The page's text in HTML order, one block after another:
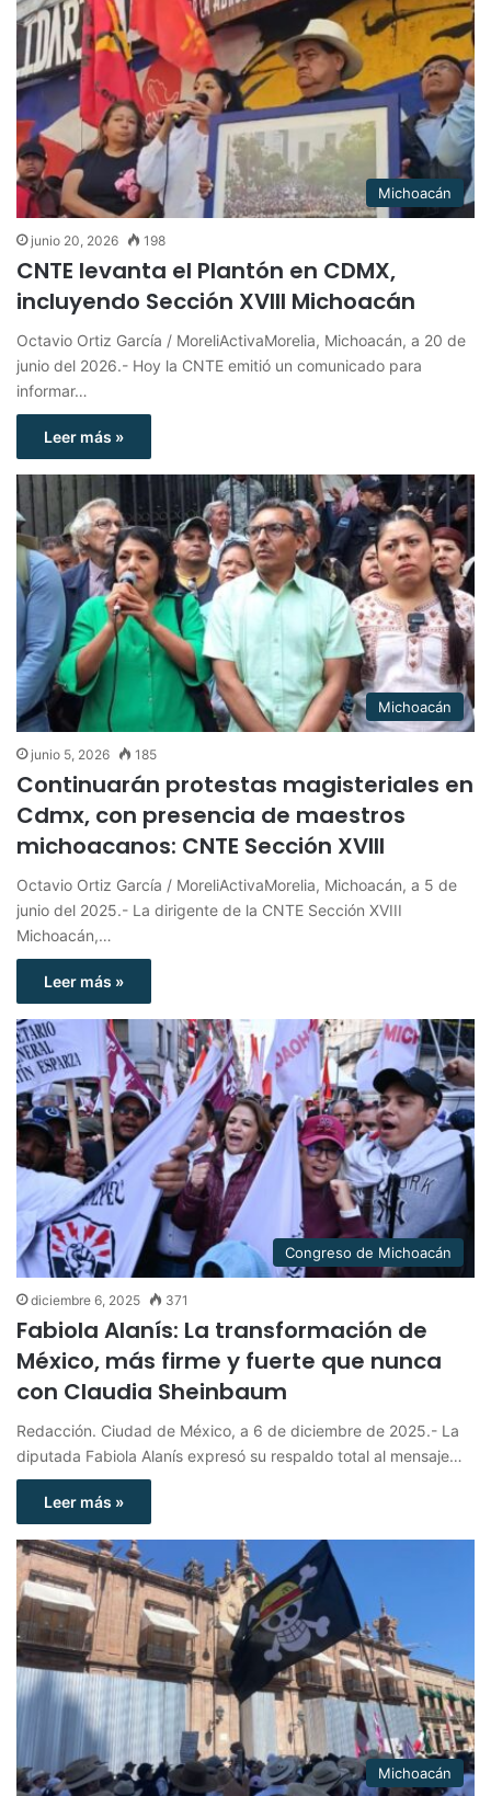
Michoacán
junio 20, 2026 198
CNTE levanta el Plantón en CDMX,
incluyendo Sección XVIII Michoacán
Octavio Ortiz García / MoreliActivaMorelia, Michoacán, a 20 de
junio del 2026.- Hoy la CNTE emitió un comunicado para
informar…
Leer más »
Michoacán
junio 5, 2026 185
Continuarán protestas magisteriales en
Cdmx, con presencia de maestros
michoacanos: CNTE Sección XVIII
Octavio Ortiz García / MoreliActivaMorelia, Michoacán, a 5 de
junio del 2025.- La dirigente de la CNTE Sección XVIII
Michoacán,…
Leer más »
Congreso de Michoacán
diciembre 6, 2025 371
Fabiola Alanís: La transformación de
México, más firme y fuerte que nunca
con Claudia Sheinbaum
Redacción. Ciudad de México, a 6 de diciembre de 2025.- La
diputada Fabiola Alanís expresó su respaldo total al mensaje…
Leer más »
Michoacán